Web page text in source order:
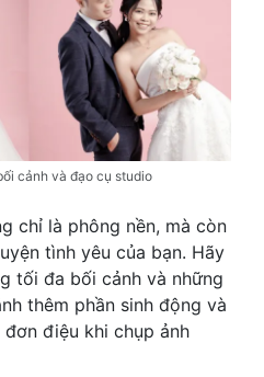
cảnh và đạo cụ studio
chỉ là phông nền, mà còn
tình yêu của bạn. Hãy
tối đa bối cảnh và những
thêm phần sinh động và
điệu khi chụp ảnh